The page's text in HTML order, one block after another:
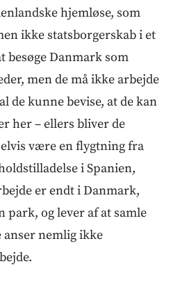
hjemløse, som
ikke statsborgerskab i et
besøge Danmark som
men de må ikke arbejde
de kunne bevise, at de kan
her – ellers bliver de
være en flygtning fra
i Spanien,
er endt i Danmark,
park, og lever af at samle
anser nemlig ikke